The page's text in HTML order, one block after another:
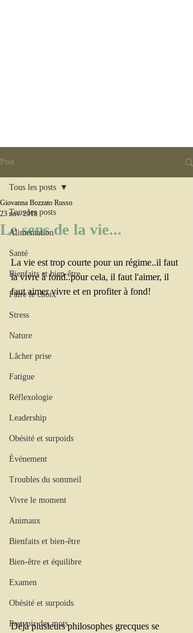
Post
Tous les posts
Alimentation
Santé
Bienfaits et bien-être
Faire le choix
Stress
Nature
Lâcher prise
Fatigue
Réflexologie
Leadership
Obésité et surpoids
Événement
Troubles du sommeil
Vivre le moment
Animaux
Bienfaits et bien-être
Bien-être et équilibre
Examen
Obésité et surpoids
Pouvoir des mots
Tous les posts
Le sens de la vie...
Giovanna Bozzato Russo
23 nov. 2018
La vie est trop courte pour un régime..il faut
la vivre à fond..pour cela, il faut l'aimer, il
faut aimer vivre et en profiter à fond!
Déjà plusieurs philosophes grecques se